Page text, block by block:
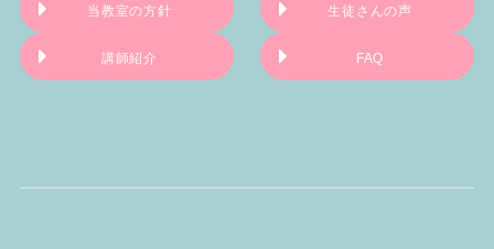
当教室の方針
講師紹介
生徒さんの声
FAQ